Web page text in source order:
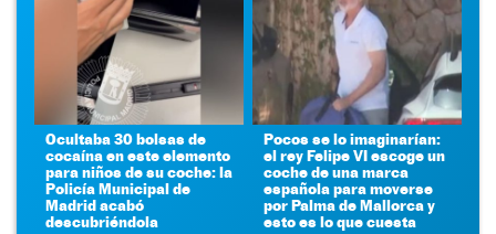
Ocultaba 30 bolsas de
cocaína en este elemento
para niños de su coche: la
Policía Municipal de
Madrid acabó
descubriéndola
Pocos se lo imaginarían:
el rey Felipe VI escoge un
coche de una marca
española para moverse
por Palma de Mallorca y
esto es lo que cuesta